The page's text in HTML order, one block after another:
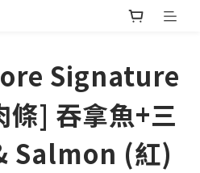
Signature
] 吞拿魚+三
Salmon (紅)